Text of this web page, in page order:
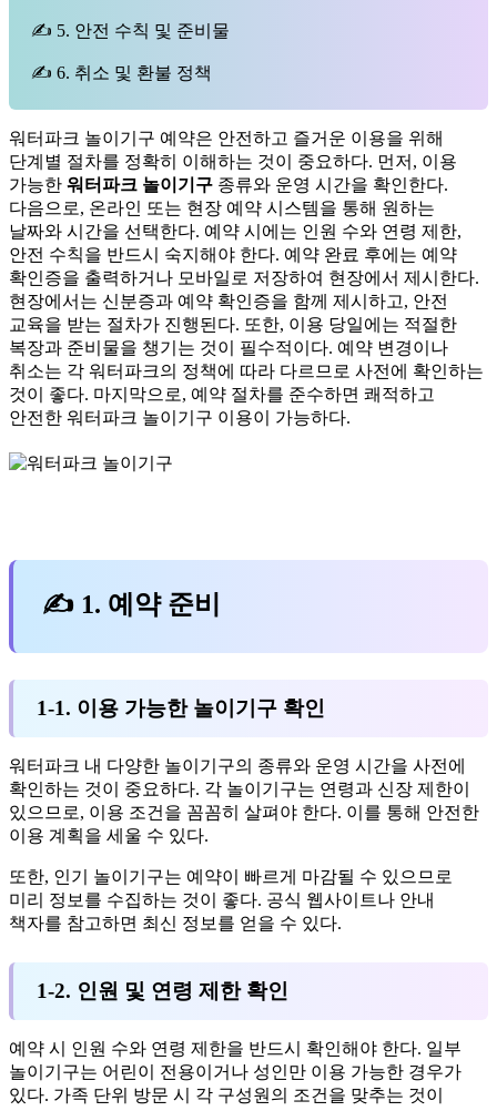
✍ 5. 안전 수칙 및 준비물
✍ 6. 취소 및 환불 정책
워터파크 놀이기구 예약은 안전하고 즐거운 이용을 위해
단계별 절차를 정확히 이해하는 것이 중요하다. 먼저, 이용
가능한 워터파크 놀이기구 종류와 운영 시간을 확인한다.
다음으로, 온라인 또는 현장 예약 시스템을 통해 원하는
날짜와 시간을 선택한다. 예약 시에는 인원 수와 연령 제한,
안전 수칙을 반드시 숙지해야 한다. 예약 완료 후에는 예약
확인증을 출력하거나 모바일로 저장하여 현장에서 제시한다.
현장에서는 신분증과 예약 확인증을 함께 제시하고, 안전
교육을 받는 절차가 진행된다. 또한, 이용 당일에는 적절한
복장과 준비물을 챙기는 것이 필수적이다. 예약 변경이나
취소는 각 워터파크의 정책에 따라 다르므로 사전에 확인하는
것이 좋다. 마지막으로, 예약 절차를 준수하면 쾌적하고
안전한 워터파크 놀이기구 이용이 가능하다.
✍ 1. 예약 준비
1-1. 이용 가능한 놀이기구 확인
워터파크 내 다양한 놀이기구의 종류와 운영 시간을 사전에
확인하는 것이 중요하다. 각 놀이기구는 연령과 신장 제한이
있으므로, 이용 조건을 꼼꼼히 살펴야 한다. 이를 통해 안전한
이용 계획을 세울 수 있다.
또한, 인기 놀이기구는 예약이 빠르게 마감될 수 있으므로
미리 정보를 수집하는 것이 좋다. 공식 웹사이트나 안내
책자를 참고하면 최신 정보를 얻을 수 있다.
1-2. 인원 및 연령 제한 확인
예약 시 인원 수와 연령 제한을 반드시 확인해야 한다. 일부
놀이기구는 어린이 전용이거나 성인만 이용 가능한 경우가
있다. 가족 단위 방문 시 각 구성원의 조건을 맞추는 것이